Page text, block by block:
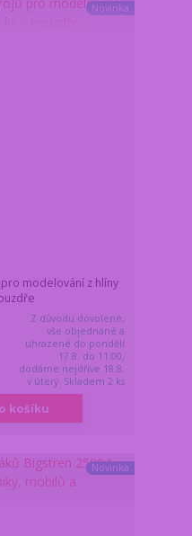
Novinka
modelování z hlíny
Z důvodu dovolené,
vše objednané a
uhrazené do pondělí
17.8. do 11:00,
dodáme nejdříve 18.8.
v úterý. Skladem 2 ks
košíku
Novinka